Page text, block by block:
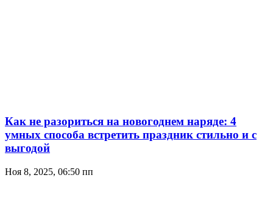
Как не разориться на новогоднем наряде: 4
умных способа встретить праздник стильно и с
выгодой
Ноя 8, 2025, 06:50 пп